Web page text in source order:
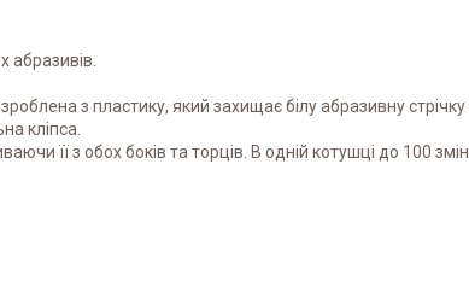
абразивів.
з пластику, який захищає білу абразивну стрічку
кліпса.
її з обох боків та торців. В одній котушці до 100